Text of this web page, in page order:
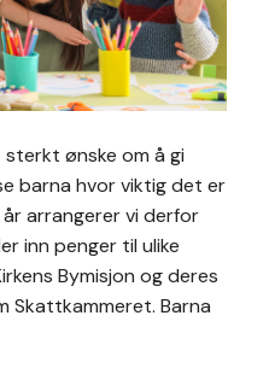
ønske om å gi
barna hvor viktig det er
arrangerer vi derfor
inn penger til ulike
Bymisjon og deres
Skattkammeret. Barna